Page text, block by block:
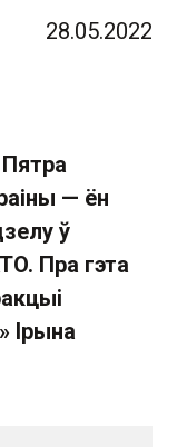
28.05.2022
— ён
ў
Пра гэта
Ірына